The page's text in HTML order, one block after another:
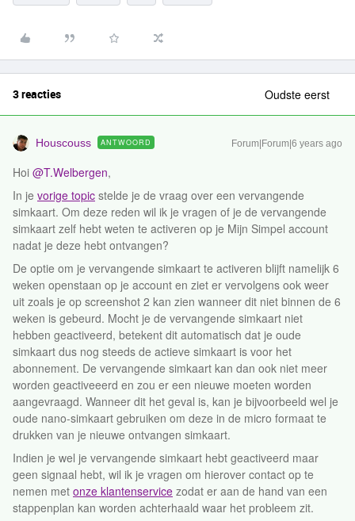
3 reacties Oudste eerst
Houscouss ANTWOORD Forum|Forum|6 years ago
Hoi @T.Welbergen,
In je vorige topic stelde je de vraag over een vervangende
simkaart. Om deze reden wil ik je vragen of je de vervangende
simkaart zelf hebt weten te activeren op je Mijn Simpel account
nadat je deze hebt ontvangen?
De optie om je vervangende simkaart te activeren blijft namelijk 6
weken openstaan op je account en ziet er vervolgens ook weer
uit zoals je op screenshot 2 kan zien wanneer dit niet binnen de 6
weken is gebeurd. Mocht je de vervangende simkaart niet
hebben geactiveerd, betekent dit automatisch dat je oude
simkaart dus nog steeds de actieve simkaart is voor het
abonnement. De vervangende simkaart kan dan ook niet meer
worden geactiveeerd en zou er een nieuwe moeten worden
aangevraagd. Wanneer dit het geval is, kan je bijvoorbeeld wel je
oude nano-simkaart gebruiken om deze in de micro formaat te
drukken van je nieuwe ontvangen simkaart.
Indien je wel je vervangende simkaart hebt geactiveerd maar
geen signaal hebt, wil ik je vragen om hierover contact op te
nemen met onze klantenservice zodat er aan de hand van een
stappenplan kan worden achterhaald waar het probleem zit.